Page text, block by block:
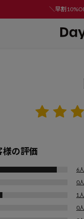
＼早割
様の評価
6人
0人
1人
0人